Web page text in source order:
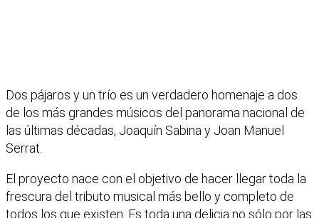
Dos pájaros y un trío es un verdadero homenaje a dos
de los más grandes músicos del panorama nacional de
las últimas décadas, Joaquín Sabina y Joan Manuel
Serrat.
El proyecto nace con el objetivo de hacer llegar toda la
frescura del tributo musical más bello y completo de
todos los que existen. Es toda una delicia no sólo por las